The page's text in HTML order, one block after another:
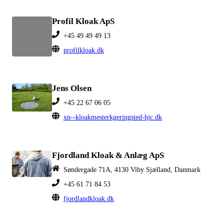
Profil Kloak ApS
+45 49 49 49 13
profilkloak.dk
Jens Olsen
+45 22 67 06 05
xn--kloakmesterkgeringsted-hjc.dk
Fjordland Kloak & Anlæg ApS
Søndergade 71A, 4130 Viby Sjælland, Danmark
+45 61 71 84 53
fjordlandkloak.dk